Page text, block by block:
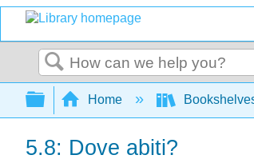
Search
Expand/collapse global
Home
5.8: Dove abiti?